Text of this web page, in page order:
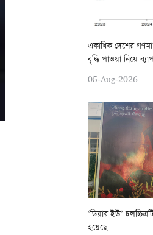
একাধিক দেশের
বৃদ্ধি পাওয়া নিয়ে
05-Aug-2026
‘ডিয়ার ইউ’
হয়েছে